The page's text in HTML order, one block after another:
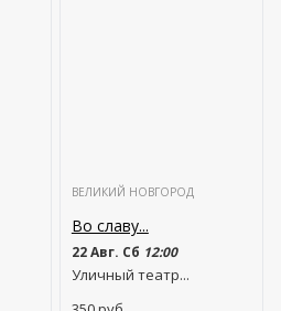
ВЕЛИКИЙ НОВГОРОД
Во славу...
22 Авг. Сб 12:00
Уличный театр...